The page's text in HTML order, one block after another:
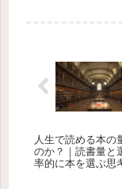
人生で読める本の
のか？｜読書量と
率的に本を選ぶ思